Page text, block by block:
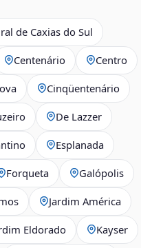
de Caxias do Sul
Centenário Centro
Cinqüentenário
De Lazzer
Esplanada
Forqueta Galópolis
Jardim América
Eldorado Kayser